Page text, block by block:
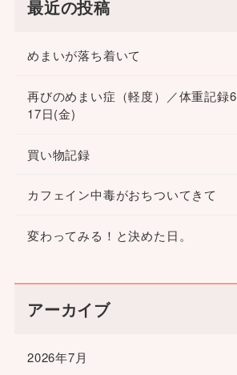
最近の投稿
めまいが落ち着いて
再びのめまい症（軽度）／体重記録
17日(金)
買い物記録
カフェイン中毒がおちついてきて
変わってみる！と決めた日。
アーカイブ
2026年7月